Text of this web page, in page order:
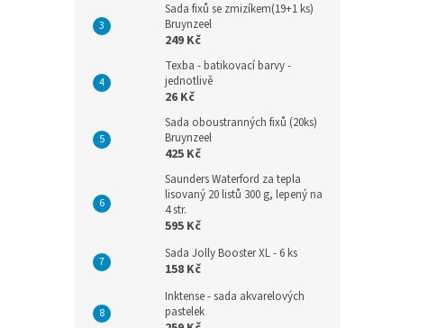
Sada fixů se zmizíkem(19+1 ks)
Bruynzeel
249 Kč
Texba - batikovací barvy -
jednotlivě
26 Kč
Sada oboustranných fixů (20ks)
Bruynzeel
425 Kč
Saunders Waterford za tepla
lisovaný 20 listů 300 g, lepený na
4 str.
595 Kč
Sada Jolly Booster XL - 6 ks
158 Kč
Inktense - sada akvarelových
pastelek